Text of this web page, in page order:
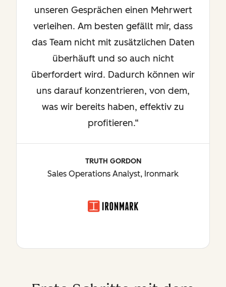
unseren Gesprächen einen Mehrwert
verleihen. Am besten gefällt mir, dass
das Team nicht mit zusätzlichen Daten
überhäuft und so auch nicht
überfordert wird. Dadurch können wir
uns darauf konzentrieren, von dem,
was wir bereits haben, effektiv zu
profitieren.“
TRUTH GORDON
Sales Operations Analyst, Ironmark